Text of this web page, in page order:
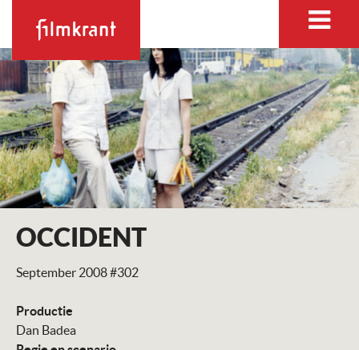
OCCIDENT
September 2008 #302
Productie
Dan Badea